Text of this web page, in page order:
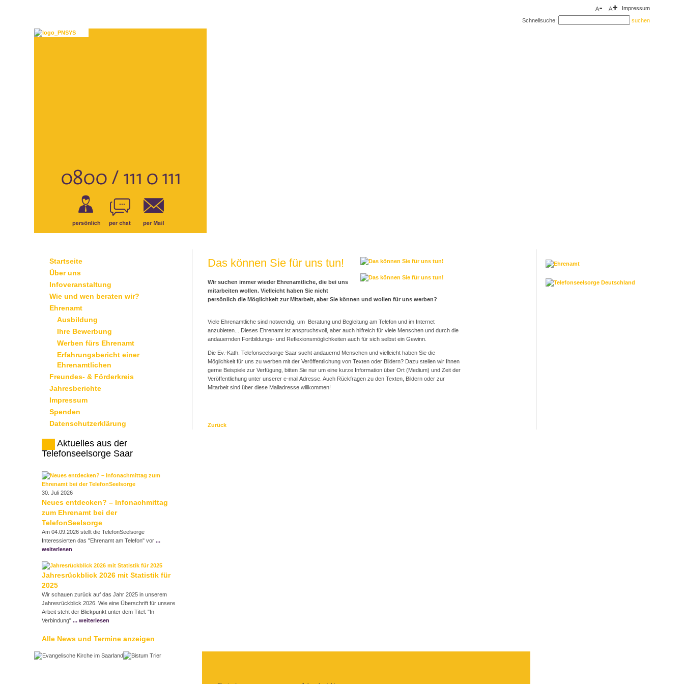
Impressum
Schnellsuche:
Startseite
Über uns
Infoveranstaltung
Wie und wen beraten wir?
Ehrenamt
Ausbildung
Ihre Bewerbung
Werben fürs Ehrenamt
Erfahrungsbericht einer
Ehrenamtlichen
Freundes- & Förderkreis
Jahresberichte
Impressum
Spenden
Datenschutzerklärung
Aktuelles aus der
Telefonseelsorge Saar
30. Juli 2026
Neues entdecken? – Infonachmittag
zum Ehrenamt bei der
TelefonSeelsorge
Am 04.09.2026 stellt die TelefonSeelsorge
Interessierten das "Ehrenamt am Telefon" vor ...
weiterlesen
Jahresrückblick 2026 mit Statistik für
2025
Wir schauen zurück auf das Jahr 2025 in unserem
Jahresrückblick 2026. Wie eine Überschrift für unsere
Arbeit steht der Blickpunkt unter dem Titel: "In
Verbindung" ... weiterlesen
Alle News und Termine anzeigen
Das können Sie für uns tun!
Wir suchen immer wieder Ehrenamtliche, die bei uns
mitarbeiten wollen. Vielleicht haben Sie nicht
persönlich die Möglichkeit zur Mitarbeit, aber Sie können und wollen für uns werben?
Viele Ehrenamtliche sind notwendig, um Beratung und Begleitung am Telefon und im Internet
anzubieten... Dieses Ehrenamt ist anspruchsvoll, aber auch hilfreich für viele Menschen und durch die
andauernden Fortbildungs- und Reflexionsmöglichkeiten auch für sich selbst ein Gewinn.
Die Ev.-Kath. Telefonseelsorge Saar sucht andauernd Menschen und vielleicht haben Sie die
Möglichkeit für uns zu werben mit der Veröffentlichung von Texten oder Bildern? Dazu stellen wir Ihnen
gerne Beispiele zur Verfügung, bitten Sie nur um eine kurze Information über Ort (Medium) und Zeit der
Veröffentlichung unter unserer e-mail Adresse. Auch Rückfragen zu den Texten, Bildern oder zur
Mitarbeit sind über diese Mailadresse willkommen!
Zurück